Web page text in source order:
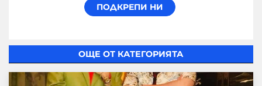
ОЩЕ ОТ КАТЕГОРИЯТА